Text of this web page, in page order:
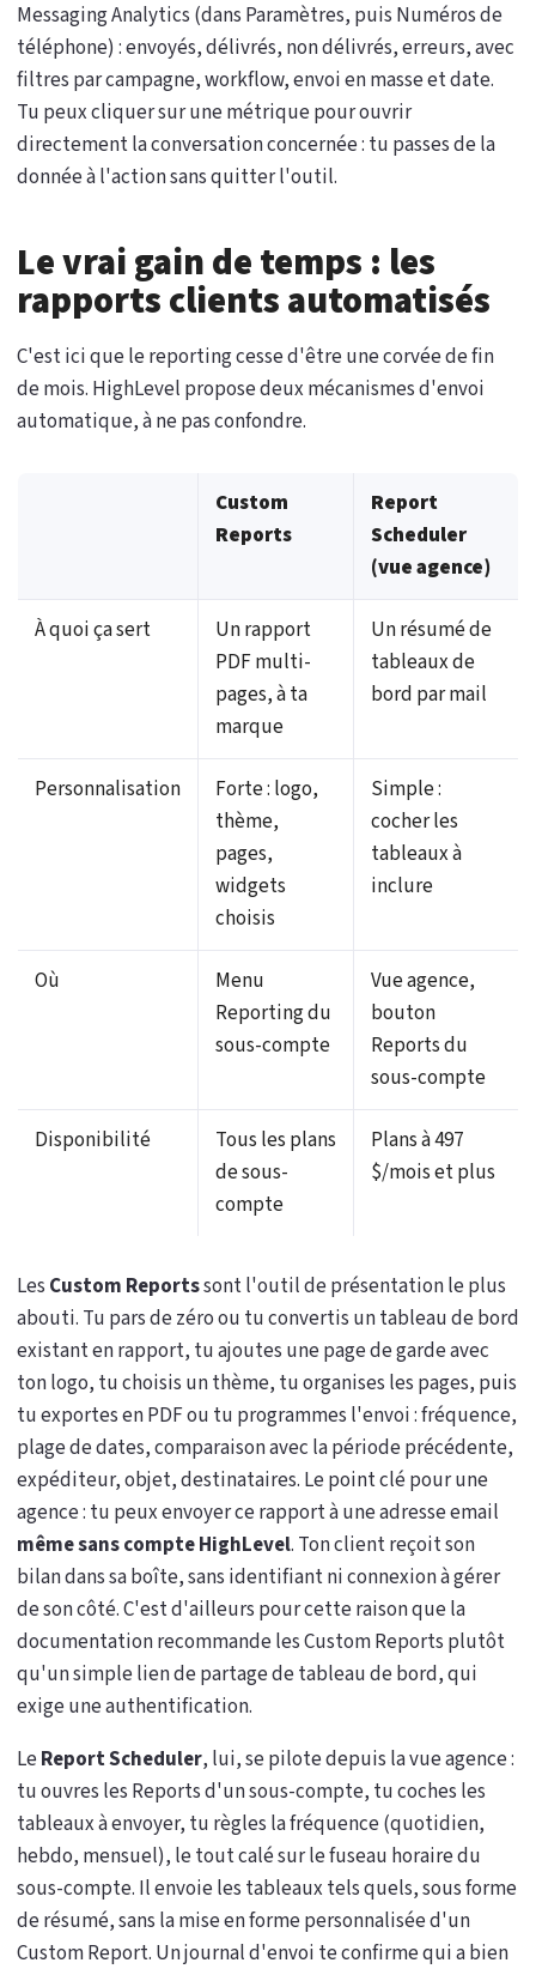
Messaging Analytics (dans Paramètres, puis Numéros de
téléphone) : envoyés, délivrés, non délivrés, erreurs, avec
filtres par campagne, workflow, envoi en masse et date.
Tu peux cliquer sur une métrique pour ouvrir
directement la conversation concernée : tu passes de la
donnée à l'action sans quitter l'outil.
Le vrai gain de temps : les
rapports clients automatisés
C'est ici que le reporting cesse d'être une corvée de fin
de mois. HighLevel propose deux mécanismes d'envoi
automatique, à ne pas confondre.
Custom
Reports
Report
Scheduler
(vue agence)
À quoi ça sert
Un rapport
PDF multi-
pages, à ta
marque
Un résumé de
tableaux de
bord par mail
Personnalisation
Forte : logo,
thème,
pages,
widgets
choisis
Simple :
cocher les
tableaux à
inclure
Où
Menu
Reporting du
sous-compte
Vue agence,
bouton
Reports du
sous-compte
Disponibilité
Tous les plans
de sous-
compte
Plans à 497
$/mois et plus
Les Custom Reportssont l'outil de présentation le plus
abouti. Tu pars de zéro ou tu convertis un tableau de bord
existant en rapport, tu ajoutes une page de garde avec
ton logo, tu choisis un thème, tu organises les pages, puis
tu exportes en PDF ou tu programmes l'envoi : fréquence,
plage de dates, comparaison avec la période précédente,
expéditeur, objet, destinataires. Le point clé pour une
agence : tu peux envoyer ce rapport à une adresse email
même sans compte HighLevel. Ton client reçoit son
bilan dans sa boîte, sans identifiant ni connexion à gérer
de son côté. C'est d'ailleurs pour cette raison que la
documentation recommande les Custom Reports plutôt
qu'un simple lien de partage de tableau de bord, qui
exige une authentification.
LeReport Scheduler, lui, se pilote depuis la vue agence :
tu ouvres les Reports d'un sous-compte, tu coches les
tableaux à envoyer, tu règles la fréquence (quotidien,
hebdo, mensuel), le tout calé sur le fuseau horaire du
sous-compte. Il envoie les tableaux tels quels, sous forme
de résumé, sans la mise en forme personnalisée d'un
Custom Report. Un journal d'envoi te confirme qui a bien